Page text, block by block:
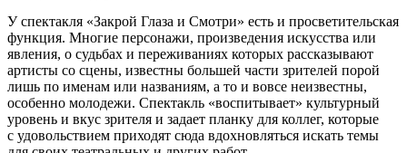
У спектакля «Закрой Глаза и Смотри» есть и просветительская
функция. Многие персонажи, произведения искусства или
явления, о судьбах и переживаниях которых рассказывают
артисты со сцены, известны большей части зрителей порой
лишь по именам или названиям, а то и вовсе неизвестны,
особенно молодежи. Спектакль «воспитывает» культурный
уровень и вкус зрителя и задает планку для коллег, которые
с удовольствием приходят сюда вдохновляться искать темы